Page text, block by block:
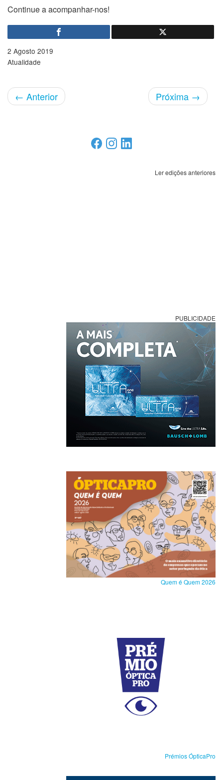
Continue a acompanhar-nos!
2 Agosto 2019
Atualidade
← Anterior Próxima →
Ler edições anteriores
PUBLICIDADE
Quem é Quem 2026
Prémios ÓpticaPro